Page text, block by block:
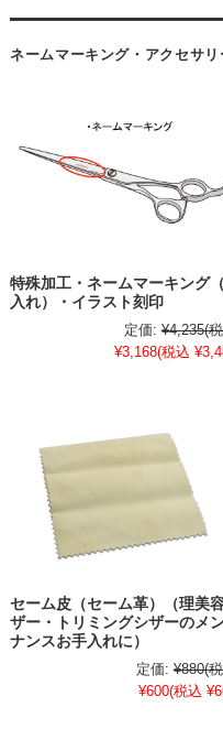
ネームマーキング・アクセサ
特殊加工・ネームマーキング
入れ）・イラスト刻印
定価: ¥4,235(
¥3,168(税込
セーム皮（セーム革）（理美
ザー・トリミングシザーのメ
ナンスお手入れに）
定価: ¥880(
¥600(税込